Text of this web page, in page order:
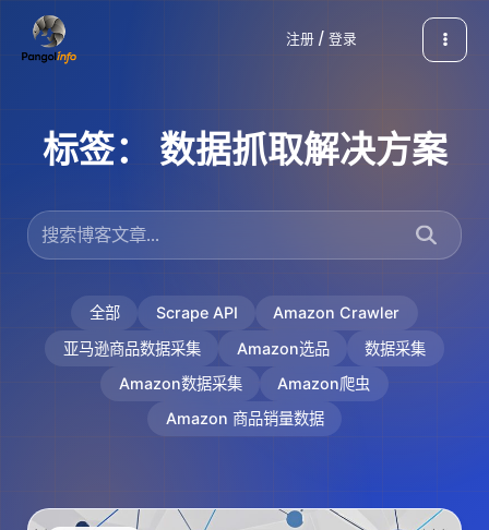
注册 / 登录
标签： 数据抓取解决方案
全部 Scrape API
Amazon Crawler
亚马逊商品数据采集
Amazon选品
数据采集
Amazon数据采集
Amazon爬虫
Amazon 商品销量数据